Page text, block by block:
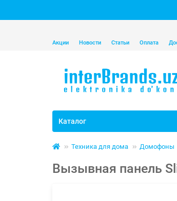
Акции Новости Статьи Оплата
Каталог
Техника для дома Домофоны
Вызывная панель